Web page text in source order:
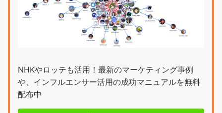
NHKやロッテも活用！最新のマーケティング事例
や、インフルエンサー活用の成功マニュアルを無料
配布中